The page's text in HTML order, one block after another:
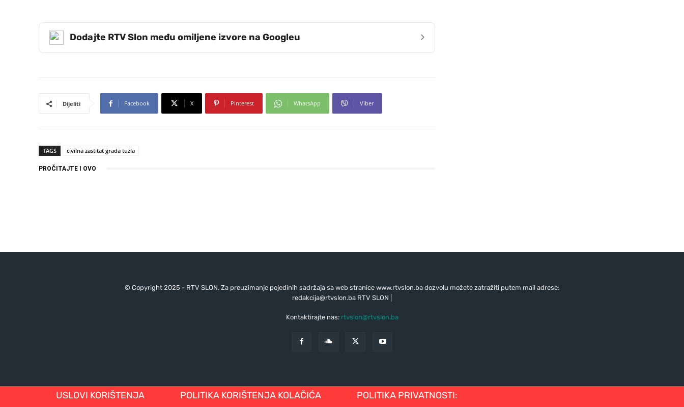
Dodajte RTV Slon među omiljene izvore na Googleu ›
Dijeliti Facebook X Pinterest WhatsApp Viber
TAGS civilna zastitat grada tuzla
PROČITAJTE I OVO
© Copyright 2025 - RTV SLON. Za preuzimanje pojedinih sadržaja sa web stranice www.rtvslon.ba dozvolu možete zatražiti putem mail adrese:
redakcija@rtvslon.baRTV SLON |
Kontaktirajte nas: rtvslon@rtvslon.ba
USLOVI KORIŠTENJA POLITIKA KORIŠTENJA KOLAČIĆA POLITIKA PRIVATNOSTI: